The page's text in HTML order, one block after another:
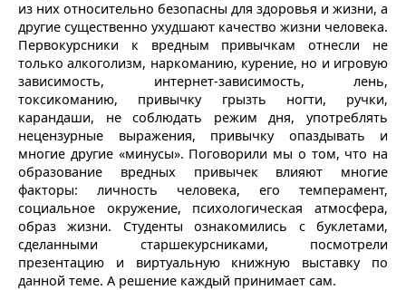
из них относительно безопасны для здоровья и жизни, а
другие существенно ухудшают качество жизни человека.
Первокурсники к вредным привычкам отнесли не
только алкоголизм, наркоманию, курение, но и игровую
зависимость, интернет-зависимость, лень,
токсикоманию, привычку грызть ногти, ручки,
карандаши, не соблюдать режим дня, употреблять
нецензурные выражения, привычку опаздывать и
многие другие «минусы». Поговорили мы о том, что на
образование вредных привычек влияют многие
факторы: личность человека, его темперамент,
социальное окружение, психологическая атмосфера,
образ жизни. Студенты ознакомились с буклетами,
сделанными старшекурсниками, посмотрели
презентацию и виртуальную книжную выставку по
данной теме. А решение каждый принимает сам.